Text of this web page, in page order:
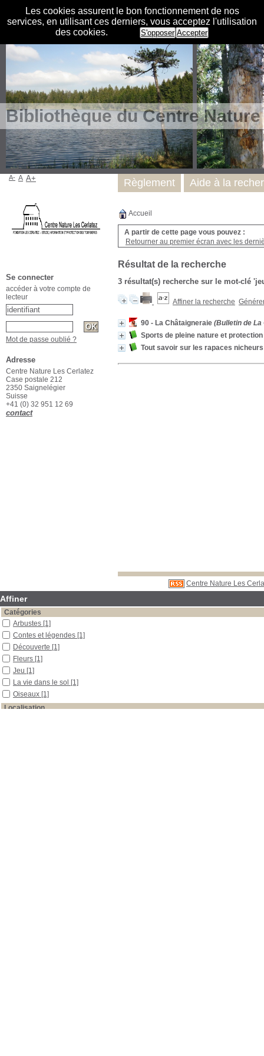
Les cookies assurent le bon fonctionnement de nos
services, en utilisant ces derniers, vous acceptez l'utilisation
des cookies.
S'opposer Accepter
Bibliothèque du Centre
Accueil
A partir de cette page vous pouvez :
Retourner au premier écran avec les
Résultat de la recherche
3 résultat(s) recherche sur le mot-clé
Affiner la recherche
90 - La Châtaigneraie (Bulletin de La
Sports de pleine nature et
Tout savoir sur les rapaces
Centre Nature Les
Règlement Aide à la
A- A A+
Se connecter
accéder à votre compte de
lecteur
Mot de passe oublié ?
Adresse
Centre Nature Les Cerlatez
Case postale 212
2350 Saignelégier
Suisse
+41 (0) 32 951 12 69
contact
Affiner
Catégories
Arbustes [1]
Contes et légendes [1]
Découverte [1]
Fleurs [1]
Jeu [1]
La vie dans le sol [1]
Oiseaux [1]
Localisation